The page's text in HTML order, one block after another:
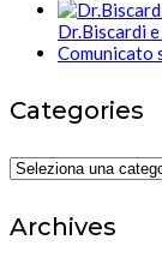
Dr.Biscardi
Comunicato
Categories
Categories
Archives